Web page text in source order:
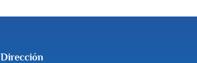
Dirección